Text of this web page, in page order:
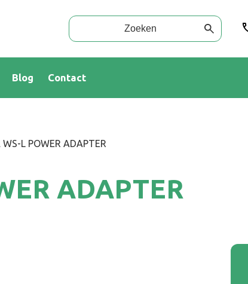
Blog Contact
L POWER ADAPTER
ADAPTER